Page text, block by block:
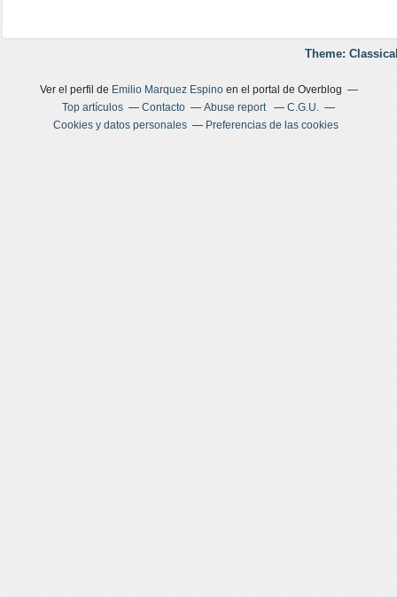
Theme:
Ver el perfil de Emilio Marquez Espinoen el portal de Overblog
Top artículos
Contacto Abuse report
C.G.U.
Cookies y datos personales
Preferencias de las cookies